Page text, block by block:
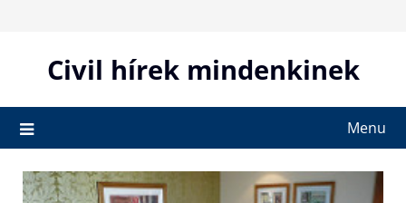
contentCivil hírek mindenkinek
Menu